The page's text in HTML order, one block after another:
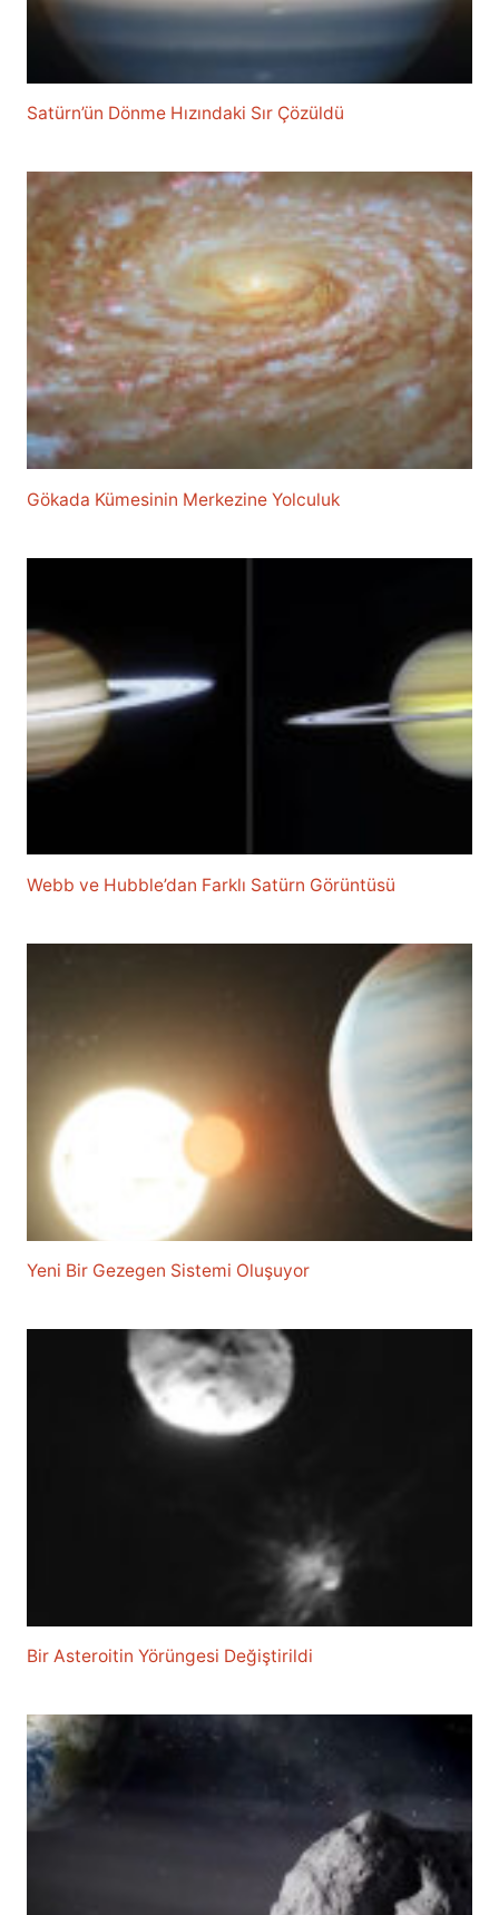
Satürn’ün Dönme Hızındaki Sır Çözüldü
Gökada Kümesinin Merkezine Yolculuk
Webb ve Hubble’dan Farklı Satürn Görüntüsü
Yeni Bir Gezegen Sistemi Oluşuyor
Bir Asteroitin Yörüngesi Değiştirildi